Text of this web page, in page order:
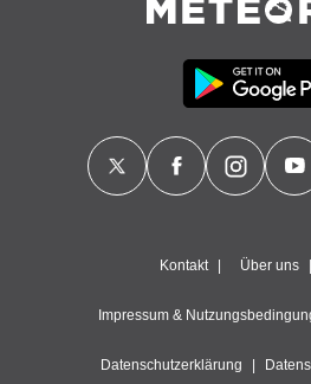
Kontakt Über uns
Impressum &
Datenschutzerklärung